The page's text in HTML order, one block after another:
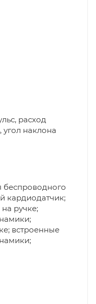
расход
угол наклона
кардиодатчик;
ручке;
встроенные